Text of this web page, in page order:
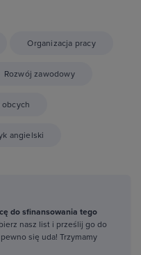
Organizacja pracy
Rozwój zawodowy
obcych
angielski
do sfinansowania tego
nasz list i prześlij go do
się uda! Trzymamy